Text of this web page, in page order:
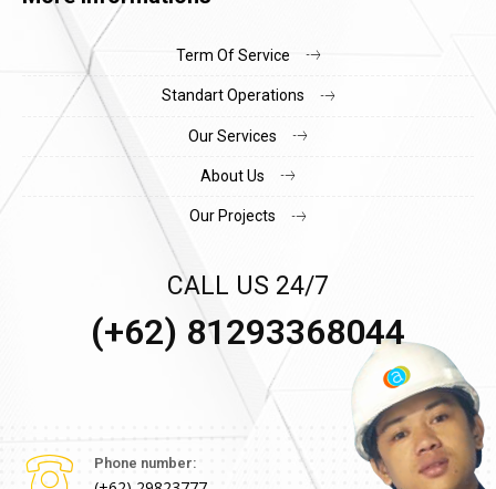
Term Of Service
Standart Operations
Our Services
About Us
Our Projects
CALL US 24/7
(+62) 81293368044
Phone number: